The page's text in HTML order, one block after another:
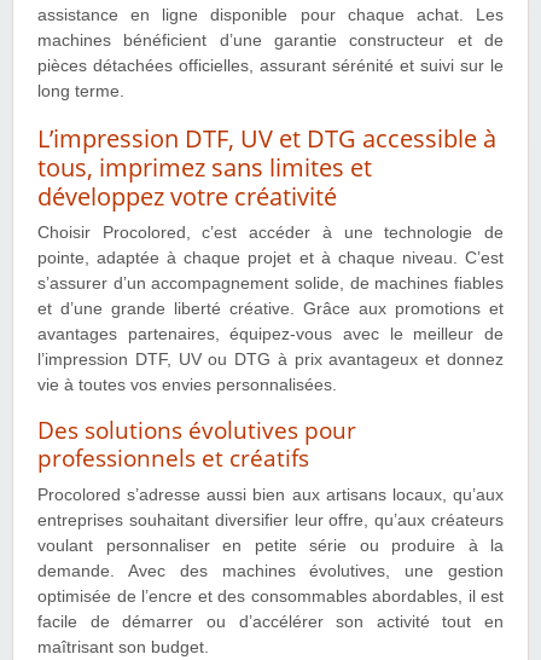
assistance en ligne disponible pour chaque achat. Les
machines bénéficient d’une garantie constructeur et de
pièces détachées officielles, assurant sérénité et suivi sur le
long terme.
L’impression DTF, UV et DTG accessible à
tous, imprimez sans limites et
développez votre créativité
Choisir Procolored, c’est accéder à une technologie de
pointe, adaptée à chaque projet et à chaque niveau. C’est
s’assurer d’un accompagnement solide, de machines fiables
et d’une grande liberté créative. Grâce aux promotions et
avantages partenaires, équipez-vous avec le meilleur de
l’impression DTF, UV ou DTG à prix avantageux et donnez
vie à toutes vos envies personnalisées.
Des solutions évolutives pour
professionnels et créatifs
Procolored s’adresse aussi bien aux artisans locaux, qu’aux
entreprises souhaitant diversifier leur offre, qu’aux créateurs
voulant personnaliser en petite série ou produire à la
demande. Avec des machines évolutives, une gestion
optimisée de l’encre et des consommables abordables, il est
facile de démarrer ou d’accélérer son activité tout en
maîtrisant son budget.